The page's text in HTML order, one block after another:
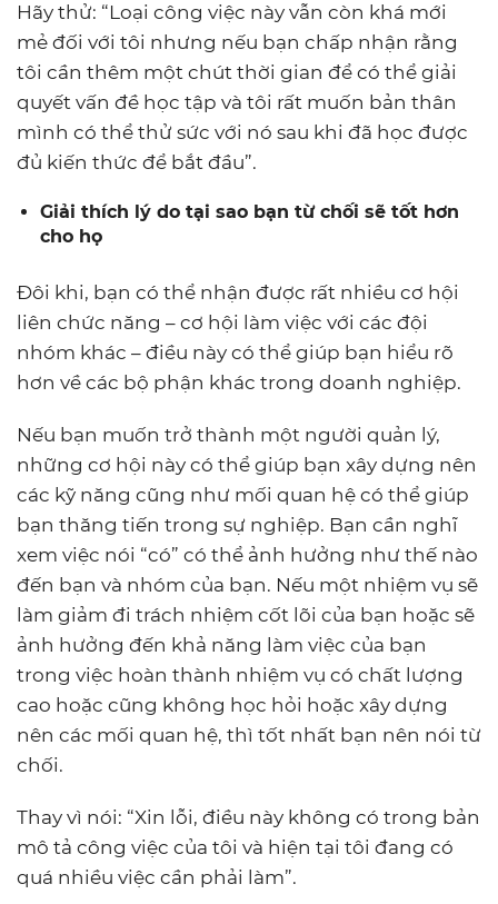
Hãy thử: “Loại công việc này vẫn còn khá mới
mẻ đối với tôi nhưng nếu bạn chấp nhận rằng
tôi cần thêm một chút thời gian để có thể giải
quyết vấn đề học tập và tôi rất muốn bản thân
mình có thể thử sức với nó sau khi đã học được
đủ kiến thức để bắt đầu”.
Giải thích lý do tại sao bạn từ chối sẽ tốt hơn
cho họ
Đôi khi, bạn có thể nhận được rất nhiều cơ hội
liên chức năng – cơ hội làm việc với các đội
nhóm khác – điều này có thể giúp bạn hiểu rõ
hơn về các bộ phận khác trong doanh nghiệp.
Nếu bạn muốn trở thành một người quản lý,
những cơ hội này có thể giúp bạn xây dựng nên
các kỹ năng cũng như mối quan hệ có thể giúp
bạn thăng tiến trong sự nghiệp. Bạn cần nghĩ
xem việc nói “có” có thể ảnh hưởng như thế nào
đến bạn và nhóm của bạn. Nếu một nhiệm vụ sẽ
làm giảm đi trách nhiệm cốt lõi của bạn hoặc sẽ
ảnh hưởng đến khả năng làm việc của bạn
trong việc hoàn thành nhiệm vụ có chất lượng
cao hoặc cũng không học hỏi hoặc xây dựng
nên các mối quan hệ, thì tốt nhất bạn nên nói từ
chối.
Thay vì nói: “Xin lỗi, điều này không có trong bản
mô tả công việc của tôi và hiện tại tôi đang có
quá nhiều việc cần phải làm”.